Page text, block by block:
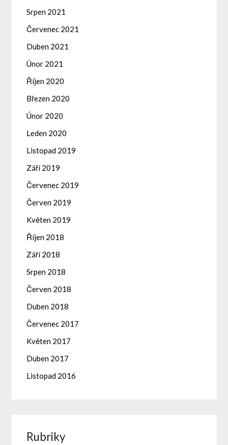
Srpen 2021
Červenec 2021
Duben 2021
Únor 2021
Říjen 2020
Březen 2020
Únor 2020
Leden 2020
Listopad 2019
Září 2019
Červenec 2019
Červen 2019
Květen 2019
Říjen 2018
Září 2018
Srpen 2018
Červen 2018
Duben 2018
Červenec 2017
Květen 2017
Duben 2017
Listopad 2016
Rubriky